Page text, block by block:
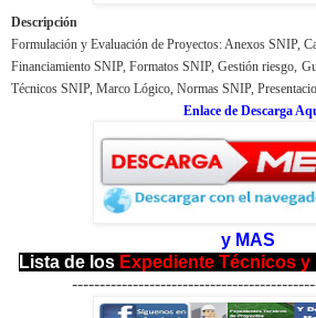
Descripción
Formulación y Evaluación de Proyectos: Anexos SNIP,
Financiamiento SNIP, Formatos SNIP, Gestión riesgo,
Técnicos SNIP, Marco Lógico, Normas SNIP,
Enlace de Descarga Aquí en
y MAS
Lista de los Expediente Técnicos y